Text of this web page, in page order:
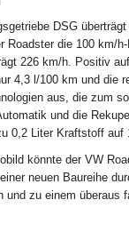
DSG
Roadster die 100 km/
226 km/h. Positiv
4,3 l/100 km und die
aus, die zum
und die
0,2 Liter Kraftstoff auf
könnte der VW
neuen Baureihe
und zu einem überaus